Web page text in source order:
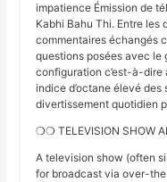
impatience Émission de
Kabhi Bahu Thi. Entre les
commentaires échangés
questions posées avec le
configuration c’est-à-dire
indice d’octane élevé
divertissement quotidien
❍❍ TELEVISION SHOW
A television show (often
for broadcast via over-